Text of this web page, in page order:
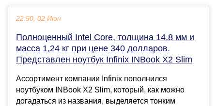
22:50, 02 Июн
Полноценный Intel Core, толщина 14,8 мм и
масса 1,24 кг при цене 340 долларов.
Представлен ноутбук Infinix INBook X2 Slim
Ассортимент компании Infinix пополнился
ноутбуком INBook X2 Slim, который, как можно
догадаться из названия, выделяется тонким